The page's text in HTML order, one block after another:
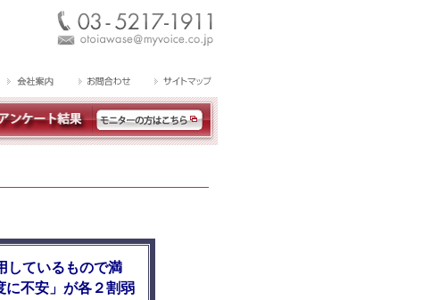
しているもので満
に不安」が各２割弱